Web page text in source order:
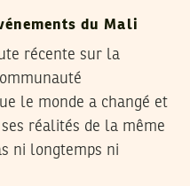
du Mali
récente sur la
le monde a changé et
réalités de la même
ni longtemps ni